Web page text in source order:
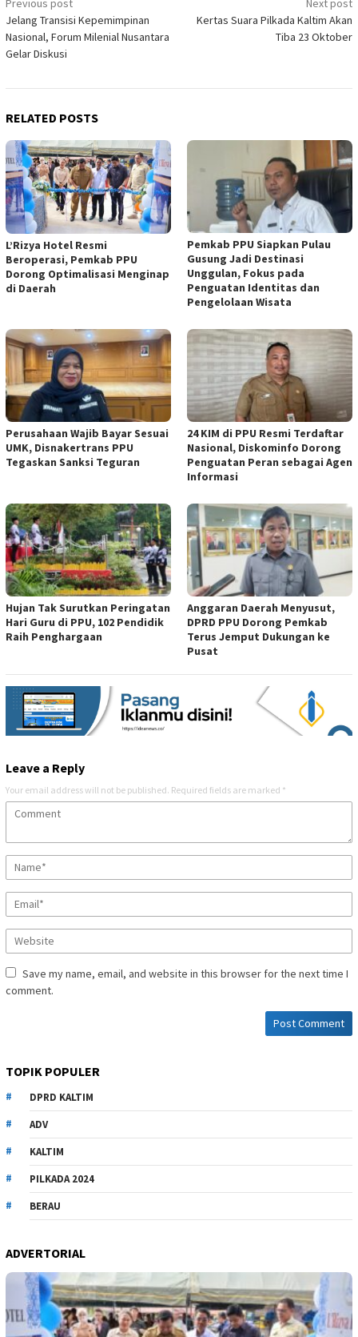
Post
navigation
Previous post
Jelang Transisi Kepemimpinan
Nasional, Forum Milenial Nusantara
Gelar Diskusi
Next post
Kertas Suara Pilkada Kaltim Akan
Tiba 23 Oktober
RELATED POSTS
L’Rizya Hotel Resmi
Beroperasi, Pemkab PPU
Dorong Optimalisasi Menginap
di Daerah
Pemkab PPU Siapkan Pulau
Gusung Jadi Destinasi
Unggulan, Fokus pada
Penguatan Identitas dan
Pengelolaan Wisata
Perusahaan Wajib Bayar Sesuai
UMK, Disnakertrans PPU
Tegaskan Sanksi Teguran
24 KIM di PPU Resmi Terdaftar
Nasional, Diskominfo Dorong
Penguatan Peran sebagai Agen
Informasi
Hujan Tak Surutkan Peringatan
Hari Guru di PPU, 102 Pendidik
Raih Penghargaan
Anggaran Daerah Menyusut,
DPRD PPU Dorong Pemkab
Terus Jemput Dukungan ke
Pusat
Leave a Reply
Your email address will not be published. Required fields are marked *
Save my name, email, and website in this browser for the next time I
comment.
TOPIK POPULER
DPRD KALTIM
ADV
KALTIM
PILKADA 2024
BERAU
ADVERTORIAL